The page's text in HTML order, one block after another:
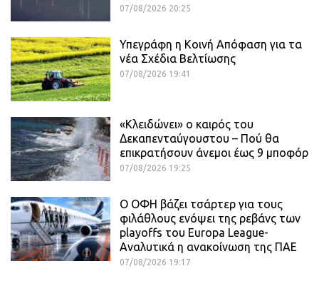
07/08/2026 20:25
Υπεγράφη η Κοινή Απόφαση για τα
νέα Σχέδια Βελτίωσης
07/08/2026 19:41
«Κλειδώνει» ο καιρός του
Δεκαπενταύγουστου – Πού θα
επικρατήσουν άνεμοι έως 9 μποφόρ
07/08/2026 19:25
Ο ΟΦΗ βάζει τσάρτερ για τους
φιλάθλους ενόψει της ρεβάνς των
playoffs του Europa League-
Αναλυτικά η ανακοίνωση της ΠΑΕ
07/08/2026 19:17